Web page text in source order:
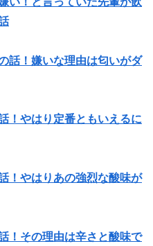
話！嫌いな理由は匂いがダ
！やはり定番ともいえるに
！やはりあの強烈な酸味が
！その理由は辛さと酸味で